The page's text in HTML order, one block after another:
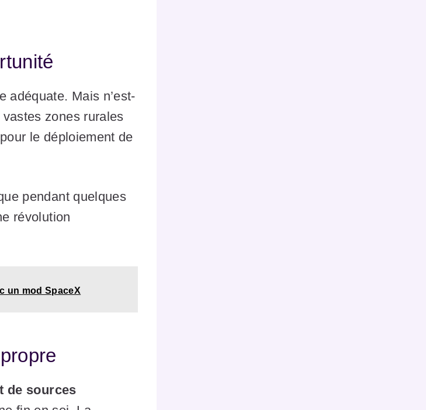
adéquate. Mais n’est-
zones rurales
le déploiement de
pendant quelques
révolution
un mod SpaceX
de sources